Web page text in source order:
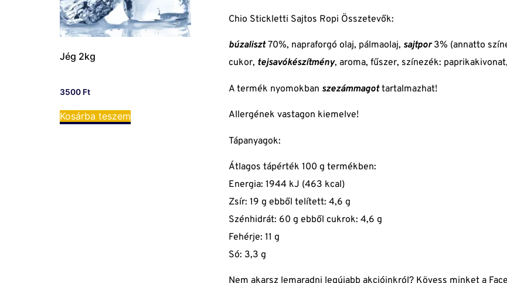
Jég 2kg
3500 Ft
Kosárba teszem
Chio Stickletti Sajtos Ropi Összetevők:
búzaliszt70%, napraforgó olaj, pálmaolaj, sajtpor3% (annatto
cukor, tejsavókészítmény, aroma, fűszer, színezék:
A termék nyomokban szezámmagottartalmazhat!
Allergének vastagon kiemelve!
Tápanyagok:
Átlagos tápérték 100 g termékben:
Energia: 1944 kJ (463 kcal)
Zsír: 19 g ebből telített: 4,6 g
Szénhidrát: 60 g ebből cukrok: 4,6 g
Fehérje: 11 g
Só: 3,3 g